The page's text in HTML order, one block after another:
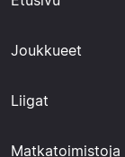
Joukkueet
Liigat
Matkatoimistoja